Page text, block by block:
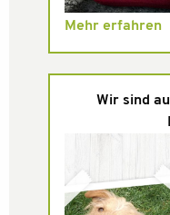
Mehr erfahren
Wir sind